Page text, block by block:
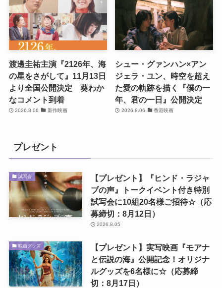
渡邊圭祐主演『2126年、海
の星をさがして』11月13日
より全国公開決定 葵わか
なコメント到着
2026.8.06 新作映画
シュー・グァンハン×アン
ジェラ・ユン、時空を超え
た愛の軌跡を描く『僕の一
年、君の一日』公開決定
2026.8.06 香港映画
プレゼント
試写会
【プレゼント】『ヒンド・ラジャ
ブの声』トークイベント付き特別
試写会に10組20名様ご招待☆（応
募締切：8月12日）
2026.8.05
映画グッズ
【プレゼント】実写映画『モアナ
と伝説の海』公開記念！オリジナ
ルグッズを6名様に☆（応募締
切：8月17日）